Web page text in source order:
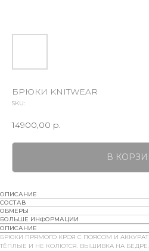
БРЮКИ KNITWEAR
SKU:
14900,00 р.
В
ОПИСАНИЕ
СОСТАВ
ОБМЕРЫ
БОЛЬШЕ ИНФОРМАЦИИ
ОПИСАНИЕ
БРЮКИ ПРЯМОГО КРОЯ С ПОЯСОМ И
ТЁПЛЫЕ И НЕ КОЛЮТСЯ. ВЫШИВКА НА